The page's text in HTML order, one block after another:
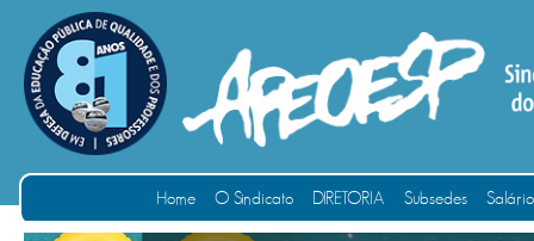
Home O Sindicato DIRETORIA Subsedes